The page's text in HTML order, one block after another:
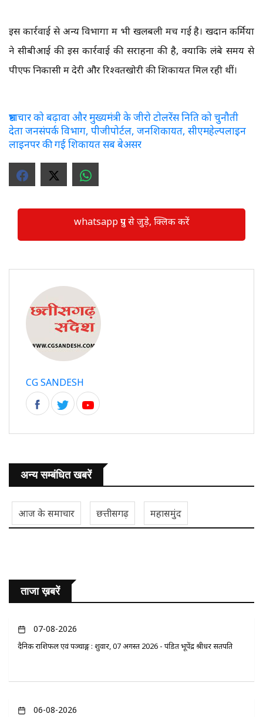
इस कार्रवाई से अन्य विभागों में भी खलबली मच गई है। खदान कर्मियों
ने सीबीआई की इस कार्रवाई की सराहना की है, क्योंकि लंबे समय से
पीएफ निकासी में देरी और रिश्वतखोरी की शिकायतें मिल रही थीं।
भ्रष्टाचार को बढ़ावा और मुख्यमंत्री के जीरो टोलरेंस निति को चुनौती
देता जनसंपर्क विभाग, पीजीपोर्टल, जनशिकायत, सीएमहेल्पलाइन
लाइनपर की गई शिकायत सब बेअसर
whatsapp ग्रुप से जुड़े, क्लिक करें
CG SANDESH
अन्य सम्बंधित खबरें
आज के समाचार छत्तीसगढ़ महासमुंद
ताजा ख़बरें
07-08-2026
दैनिक राशिफल एवं पञ्चाङ्ग : शुक्रवार, 07 अगस्त 2026 - पंडित भूपेंद्र श्रीधर सतपति
06-08-2026